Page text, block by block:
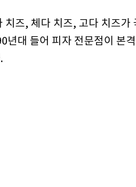
즈, 체다 치즈, 고다 치즈가
대 들어 피자 전문점이 본